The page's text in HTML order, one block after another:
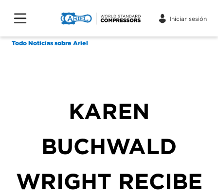
Iniciar sesión
Todo Noticias sobre Ariel
KAREN
BUCHWALD
WRIGHT RECIBE